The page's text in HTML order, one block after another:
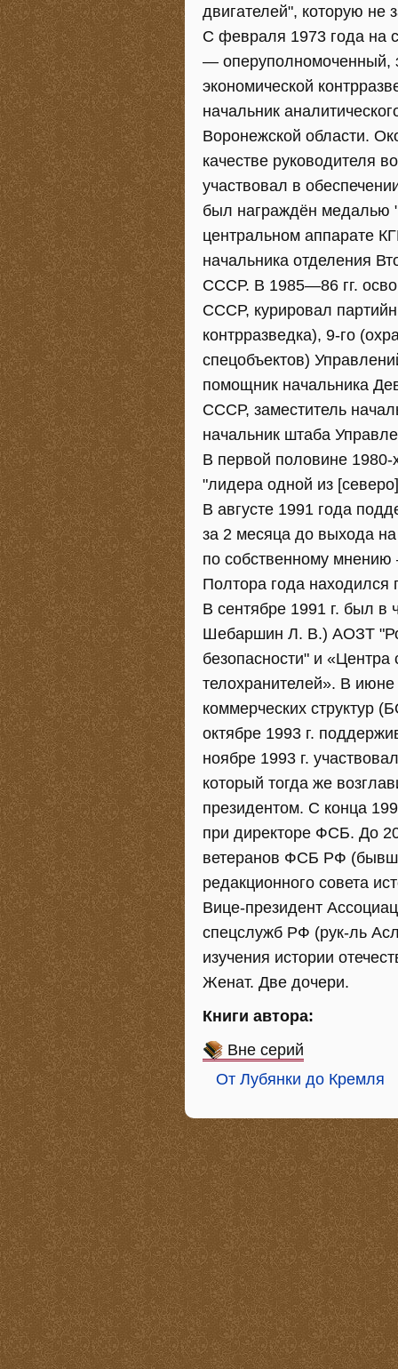
двигателей", которую не
С февраля 1973 года на
— оперуполномоченный,
экономической
начальник
Воронежской области.
качестве руководителя
участвовал в
был награждён медалью
центральном аппарате
начальника отделения
СССР. В 1985—86 гг.
СССР, курировал
контрразведка), 9-го
спецобъектов)
помощник начальника
СССР, заместитель
начальник штаба
В первой половине 1980-
"лидера одной из
В августе 1991 года
за 2 месяца до выхода
по собственному
Полтора года находился
В сентябре 1991 г. был
Шебаршин Л. В.) АОЗТ
безопасности" и «Центра
телохранителей». В
коммерческих структур
октябре 1993 г.
ноябре 1993 г.
который тогда же
президентом. С конца
при директоре ФСБ. До
ветеранов ФСБ РФ
редакционного совета
Вице-президент
спецслужб РФ (рук-ль
изучения истории
Женат. Две дочери.
Книги автора:
Вне серий
От Лубянки до Кремля